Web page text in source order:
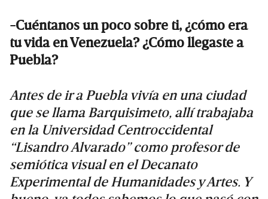
-Cuéntanos un poco sobre ti, ¿cómo era
tu vida en Venezuela? ¿Cómo llegaste a
Puebla?
Antes de ir a Puebla vivía en una ciudad
que se llama Barquisimeto, allí trabajaba
en la Universidad Centroccidental
“Lisandro Alvarado” como profesor de
semiótica visual en el Decanato
Experimental de Humanidades y Artes. Y